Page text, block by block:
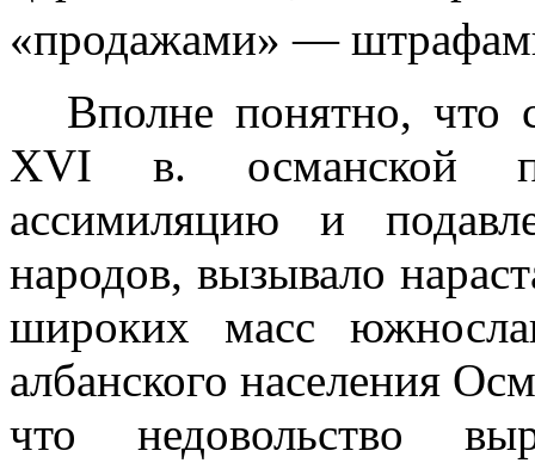
«продажами» —
Вполне понятно, что
XVI в. ос­манской
ассимиляцию и
народов, вызывало
широких масс
албанского населения
что недо­вольство